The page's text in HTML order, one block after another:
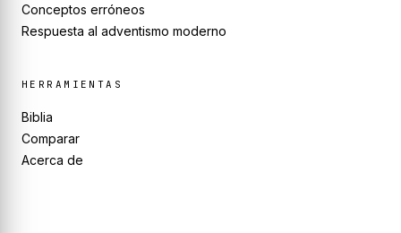
Conceptos erróneos
Respuesta al adventismo moderno
HERRAMIENTAS
Biblia
Comparar
Acerca de